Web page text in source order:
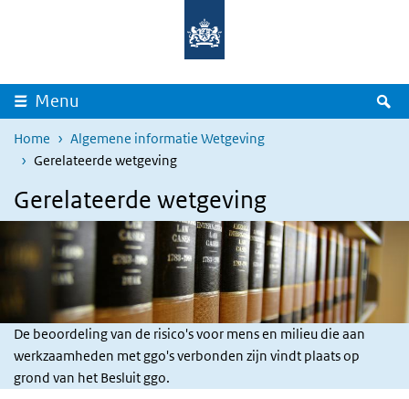
Overslaan en naar de inhoud gaan
Menu
Home
Algemene informatie Wetgeving
Gerelateerde wetgeving
Gerelateerde wetgeving
De beoordeling van de risico's voor mens en milieu die aan
werkzaamheden met ggo's verbonden zijn vindt plaats op
grond van het Besluit ggo.